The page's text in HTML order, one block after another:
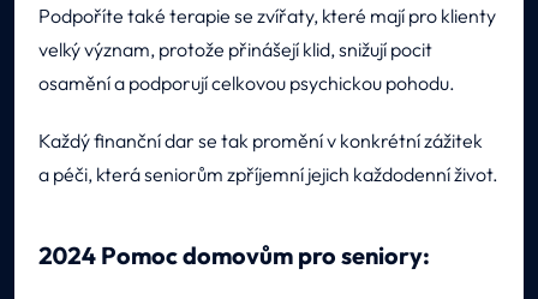
Podpoříte také terapie se zvířaty, které mají pro klienty
velký význam, protože přinášejí klid, snižují pocit
osamění a podporují celkovou psychickou pohodu.
Každý finanční dar se tak promění v konkrétní zážitek
a péči, která seniorům zpříjemní jejich každodenní život.
2024 Pomoc domovům pro seniory: